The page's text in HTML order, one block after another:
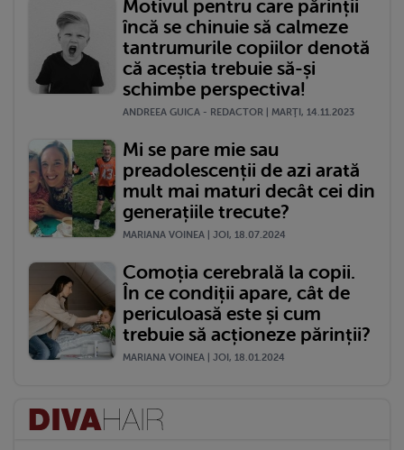
Motivul pentru care părinții
încă se chinuie să calmeze
tantrumurile copiilor denotă
că aceștia trebuie să-și
schimbe perspectiva!
ANDREEA GUICA - REDACTOR | MARŢI, 14.11.2023
Mi se pare mie sau
preadolescenții de azi arată
mult mai maturi decât cei din
generațiile trecute?
MARIANA VOINEA | JOI, 18.07.2024
Comoția cerebrală la copii.
În ce condiții apare, cât de
periculoasă este și cum
trebuie să acționeze părinții?
MARIANA VOINEA | JOI, 18.01.2024